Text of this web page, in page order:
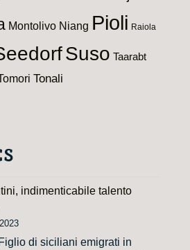
Montolivo Niang Pioli Raiola
Suso Taarabt
Tonali
indimenticabile talento
di siciliani emigrati in